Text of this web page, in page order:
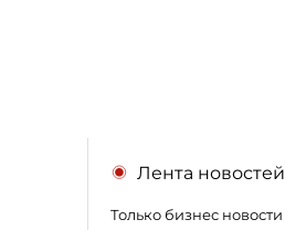
Лента новостей
Только бизнес новости